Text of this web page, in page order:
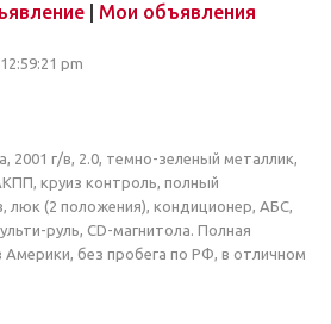
| Мои объявления
pm
г/в, 2.0, темно-зеленый металлик,
круиз контроль, полный
люк (2 положения), кондиционер, АБС,
руль, CD-магнитола. Полная
Америки, без пробега по РФ, в отличном